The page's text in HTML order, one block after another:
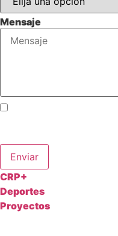
Mensaje
Enviar
CRP+
Deportes
Proyectos